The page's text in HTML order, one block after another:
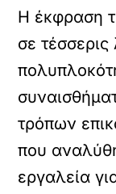
Η έκφραση
σε τέσσερις
τρόπων
που
εργαλεία